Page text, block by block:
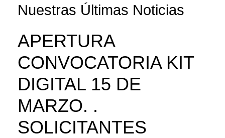
Nuestras Últimas Noticias
APERTURA
CONVOCATORIA KIT
DIGITAL 15 DE
MARZO. .
SOLICITANTES